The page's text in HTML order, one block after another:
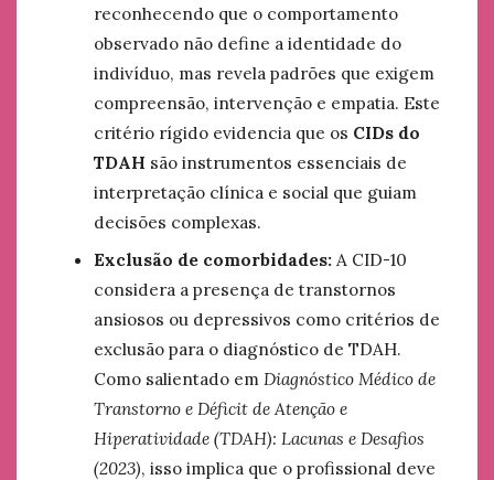
reconhecendo que o comportamento
observado não define a identidade do
indivíduo, mas revela padrões que exigem
compreensão, intervenção e empatia. Este
critério rígido evidencia que os CIDs do
TDAH são instrumentos essenciais de
interpretação clínica e social que guiam
decisões complexas.
Exclusão de comorbidades: A CID-10
considera a presença de transtornos
ansiosos ou depressivos como critérios de
exclusão para o diagnóstico de TDAH.
Como salientado em Diagnóstico Médico de
Transtorno e Déficit de Atenção e
Hiperatividade (TDAH): Lacunas e Desafios
(2023), isso implica que o profissional deve